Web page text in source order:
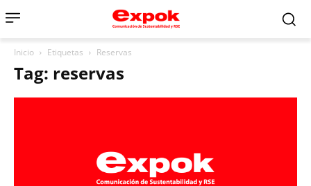
Inicio Etiquetas Reservas
Tag: reservas